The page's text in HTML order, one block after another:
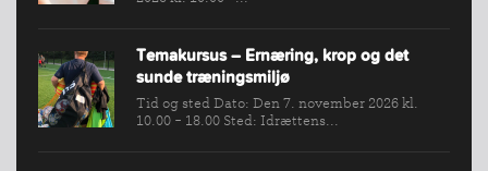
Temakursus – Ernæring, krop og det
sunde træningsmiljø
Tid og sted Dato: Den 7. november 2026 kl.
10.00 - 18.00 Sted: Idrættens...